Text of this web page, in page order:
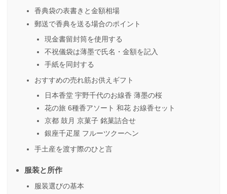
香典袋の表書きと金額相場
郵送で香典を送る場合のポイント
現金書留封筒を使用する
不祝儀袋は薄墨で氏名・金額を記入
手紙を同封する
おすすめの売れ筋お供えギフト
日本香堂 宇野千代のお線香 薄墨の桜
花の旅 6種香アソート 和花 お線香セット
京都 鼓月 京菓子 銘菓詰合せ
銀座千疋屋 フルーツクーヘン
手土産を渡す際のひと言
服装と所作
服装選びの基本